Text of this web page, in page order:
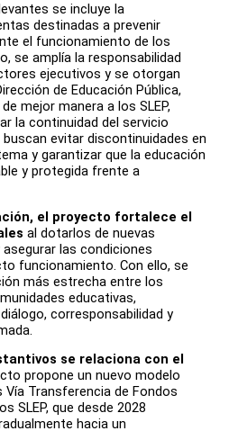
se incluye la
destinadas a prevenir
el funcionamiento de los
se amplía la responsabilidad
ejecutivos y se otorgan
de Educación Pública,
mejor manera a los SLEP,
la continuidad del servicio
evitar discontinuidades en
y garantizar que la educación
y protegida frente a
el proyecto fortalece el
al dotarlos de nuevas
las condiciones
funcionamiento. Con ello, se
más estrecha entre los
educativas,
corresponsabilidad y
se relaciona con el
propone un nuevo modelo
Transferencia de Fondos
SLEP, que desde 2028
hacia un